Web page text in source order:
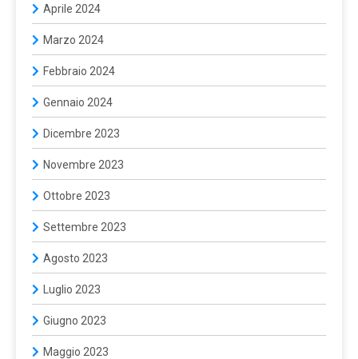
Aprile 2024
Marzo 2024
Febbraio 2024
Gennaio 2024
Dicembre 2023
Novembre 2023
Ottobre 2023
Settembre 2023
Agosto 2023
Luglio 2023
Giugno 2023
Maggio 2023